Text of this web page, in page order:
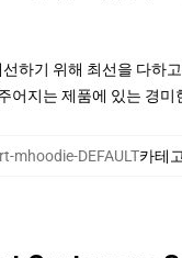
하기 위해 최선을 다하
어지는 제품에 있는 경
mhoodie-DEFAULT카테